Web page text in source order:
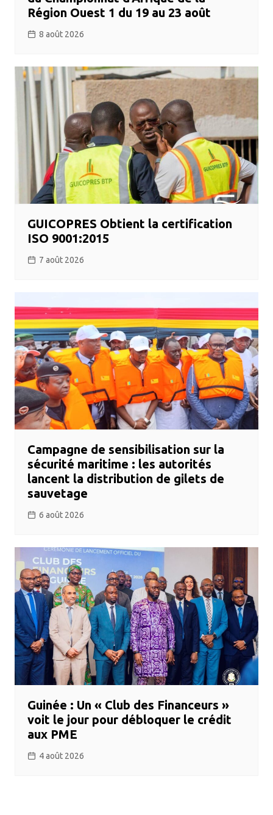
Région Ouest 1 du 19 au 23 août
8 août 2026
GUICOPRES Obtient la certification
ISO 9001:2015
7 août 2026
Campagne de sensibilisation sur la
sécurité maritime : les autorités
lancent la distribution de gilets de
sauvetage
6 août 2026
Guinée : Un « Club des Financeurs »
voit le jour pour débloquer le crédit
aux PME
4 août 2026